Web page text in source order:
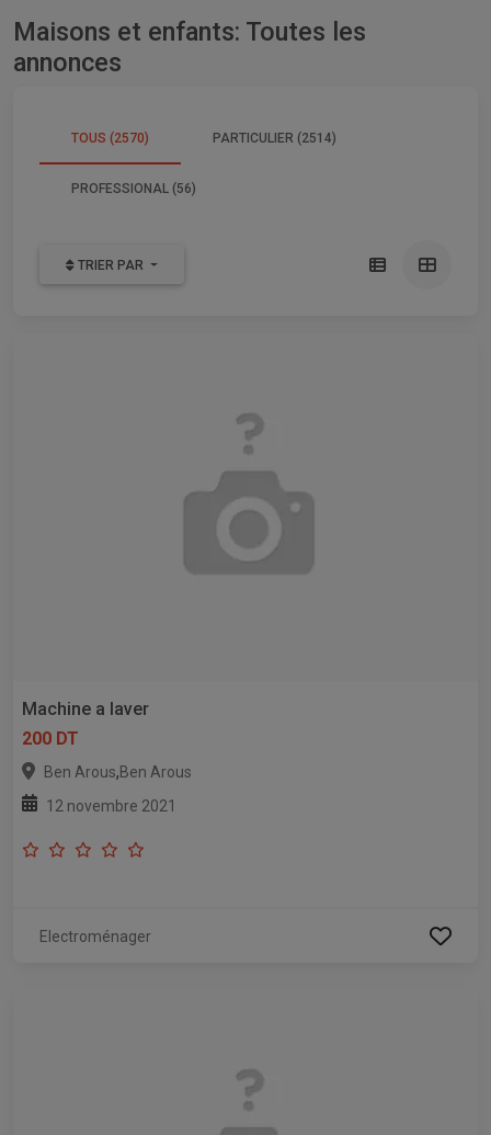
Maisons et enfants: Toutes les
annonces
TOUS (2570) PARTICULIER (2514)
PROFESSIONAL (56)
TRIER PAR
Machine a laver
200 DT
Ben Arous,Ben Arous
12 novembre 2021
Electroménager